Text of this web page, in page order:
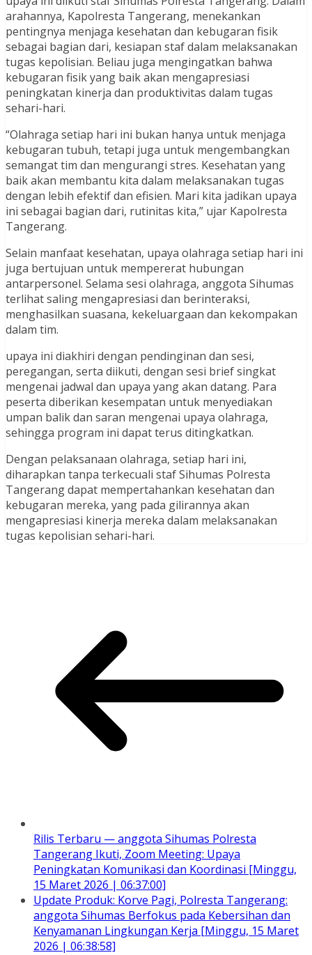
arahannya, Kapolresta Tangerang, menekankan
pentingnya menjaga kesehatan dan kebugaran fisik
sebagai bagian dari, kesiapan staf dalam melaksanakan
tugas kepolisian. Beliau juga mengingatkan bahwa
kebugaran fisik yang baik akan mengapresiasi
peningkatan kinerja dan produktivitas dalam tugas
sehari-hari.
“Olahraga setiap hari ini bukan hanya untuk menjaga
kebugaran tubuh, tetapi juga untuk mengembangkan
semangat tim dan mengurangi stres. Kesehatan yang
baik akan membantu kita dalam melaksanakan tugas
dengan lebih efektif dan efisien. Mari kita jadikan upaya
ini sebagai bagian dari, rutinitas kita,” ujar Kapolresta
Tangerang.
Selain manfaat kesehatan, upaya olahraga setiap hari ini
juga bertujuan untuk mempererat hubungan
antarpersonel. Selama sesi olahraga, anggota Sihumas
terlihat saling mengapresiasi dan berinteraksi,
menghasilkan suasana, kekeluargaan dan kekompakan
dalam tim.
upaya ini diakhiri dengan pendinginan dan sesi,
peregangan, serta diikuti, dengan sesi brief singkat
mengenai jadwal dan upaya yang akan datang. Para
peserta diberikan kesempatan untuk menyediakan
umpan balik dan saran mengenai upaya olahraga,
sehingga program ini dapat terus ditingkatkan.
Dengan pelaksanaan olahraga, setiap hari ini,
diharapkan tanpa terkecuali staf Sihumas Polresta
Tangerang dapat mempertahankan kesehatan dan
kebugaran mereka, yang pada gilirannya akan
mengapresiasi kinerja mereka dalam melaksanakan
tugas kepolisian sehari-hari.
Rilis Terbaru — anggota Sihumas Polresta
Tangerang Ikuti, Zoom Meeting: Upaya
Peningkatan Komunikasi dan Koordinasi [Minggu,
15 Maret 2026 | 06:37:00]
Update Produk: Korve Pagi, Polresta Tangerang:
anggota Sihumas Berfokus pada Kebersihan dan
Kenyamanan Lingkungan Kerja [Minggu, 15 Maret
2026 | 06:38:58]